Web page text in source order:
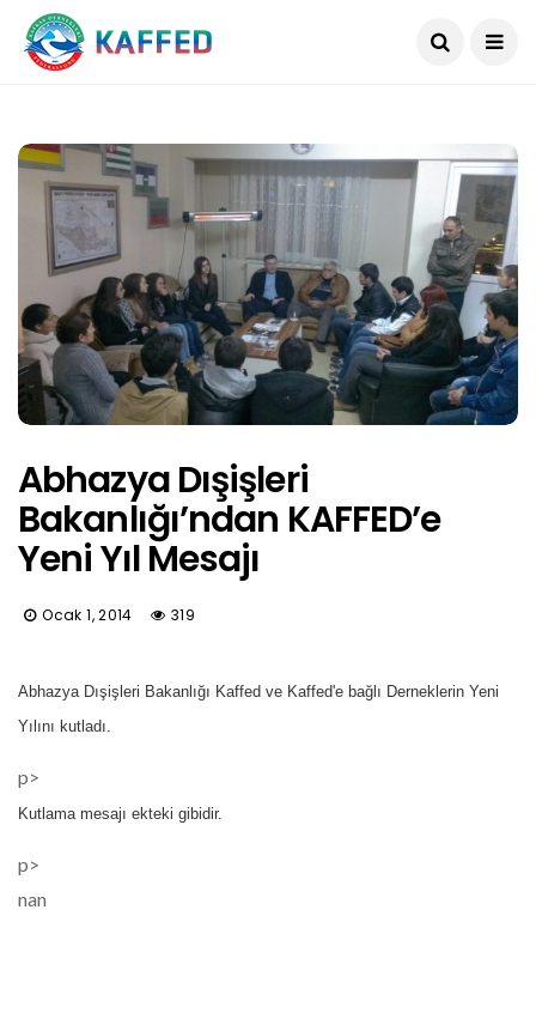
Abhazya Dışişleri
Bakanlığı’ndan KAFFED’e
Yeni Yıl Mesajı
Ocak 1, 2014 319
Abhazya Dışişleri Bakanlığı Kaffed ve Kaffed'e bağlı Derneklerin Yeni
Yılını kutladı.
p>
Kutlama mesajı ekteki gibidir.
p>
nan